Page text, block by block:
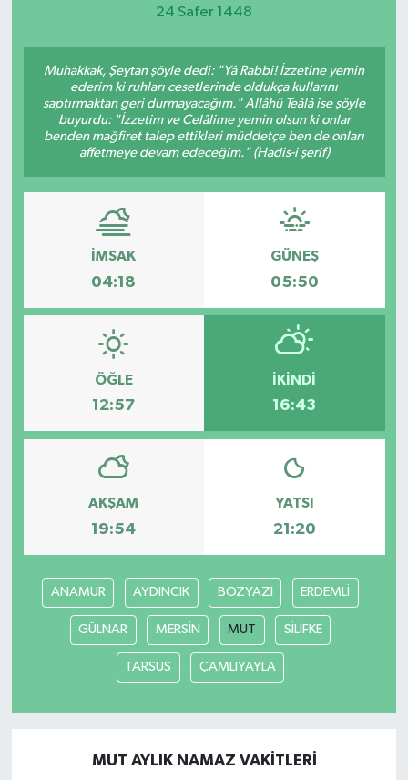
24 Safer 1448
Muhakkak, Şeytan şöyle dedi: "Yâ Rabbi! İzzetine yemin
ederim ki ruhları cesetlerinde oldukça kullarını
saptırmaktan geri durmayacağım." Allâhü Teâlâ ise şöyle
buyurdu: "İzzetim ve Celâlime yemin olsun ki onlar
benden mağfiret talep ettikleri müddetçe ben de onları
affetmeye devam edeceğim." (Hadis-i şerif)
İMSAK
04:18
GÜNEŞ
05:50
ÖĞLE
12:57
İKINDI
16:43
AKŞAM
19:54
YATSI
21:20
ANAMUR AYDINCIK BOZYAZI ERDEMLİ
GÜLNAR MERSİN MUT SİLİFKE
TARSUS ÇAMLIYAYLA
MUT AYLIK NAMAZ VAKITLERI
Etkinlikler